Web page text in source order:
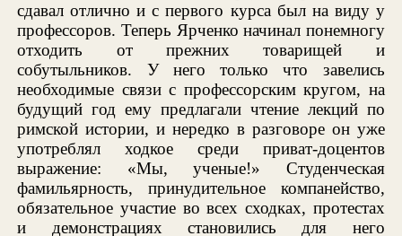
сдавал отлично и с первого курса был на виду у
профессоров. Теперь Ярченко начинал понемногу
отходить от прежних товарищей и
собутыльников. У него только что завелись
необходимые связи с профессорским кругом, на
будущий год ему предлагали чтение лекций по
римской истории, и нередко в разговоре он уже
употреблял ходкое среди приват-доцентов
выражение: «Мы, ученые!» Студенческая
фамильярность, принудительное компанейство,
обязательное участие во всех сходках, протестах
и демонстрациях становились для него